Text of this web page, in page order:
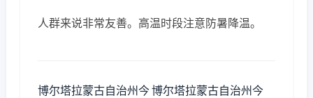
人群来说非常友善。高温时段注意防暑降温。
博尔塔拉蒙古自治州今博尔塔拉蒙古自治州今